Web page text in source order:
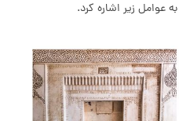
عوامل زیر اشاره کرد.